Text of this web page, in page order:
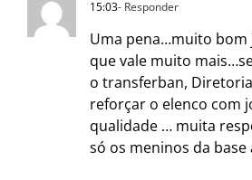
15:03- Responder
Uma pena…muito
que vale muito
o transferban,
reforçar o elenco com
qualidade … muita
só os meninos da